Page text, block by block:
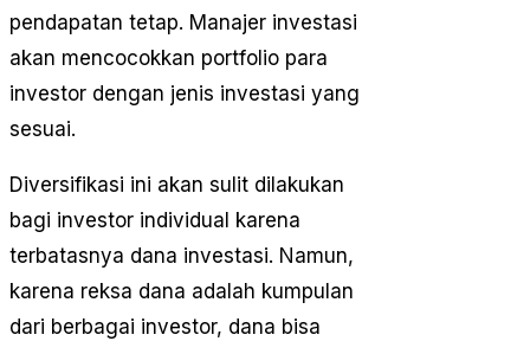
pendapatan tetap. Manajer investasi
akan mencocokkan portfolio para
investor dengan jenis investasi yang
sesuai.
Diversifikasi ini akan sulit dilakukan
bagi investor individual karena
terbatasnya dana investasi. Namun,
karena reksa dana adalah kumpulan
dari berbagai investor, dana bisa